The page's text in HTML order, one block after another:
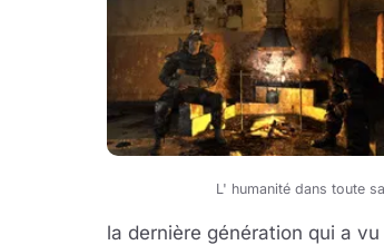
L' humanité dans toute
la dernière génération qui a